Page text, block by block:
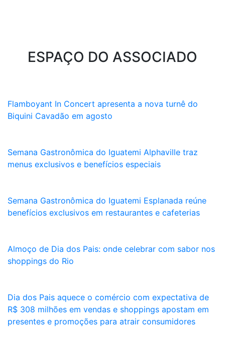
ESPAÇO DO ASSOCIADO
Flamboyant In Concert apresenta a nova turnê do
Biquini Cavadão em agosto
Semana Gastronômica do Iguatemi Alphaville traz
menus exclusivos e benefícios especiais
Semana Gastronômica do Iguatemi Esplanada reúne
benefícios exclusivos em restaurantes e cafeterias
Almoço de Dia dos Pais: onde celebrar com sabor nos
shoppings do Rio
Dia dos Pais aquece o comércio com expectativa de
R$ 308 milhões em vendas e shoppings apostam em
presentes e promoções para atrair consumidores